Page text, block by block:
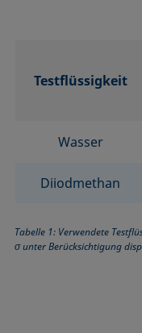
Testflüssigkeit
Wasser
Diiodmethan
Tabelle 1: Verwendete
σ unter Berücksichtigung